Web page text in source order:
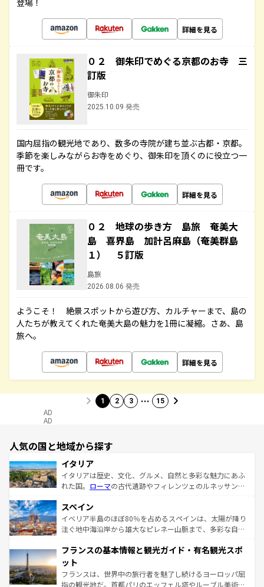
登場！
詳細を見る
０２ 御朱印でめぐる京都のお寺 三
訂版
御朱印
2025.10.09 発売
国内屈指の観光地であり、数多の寺院が建ち並ぶ古都・京都。
季節を楽しみながらお寺をめぐり、御朱印を頂くのに役立つ一
冊です。
詳細を見る
０２ 地球の歩き方 島旅 奄美大
島 喜界島 加計呂麻島（奄美群島
１） ５訂版
島旅
2026.08.06 発売
ようこそ！ 絶景スポットから遊び方、カルチャーまで、島の
人たちが教えてくれた奄美大島の魅力を1冊に凝縮。さあ、島
旅へ。
詳細を見る
1 2 3 … 15
AD
AD
人気の国と地域から探す
イタリア
イタリアは歴史、文化、グルメ、自然と多彩な魅力にあふ
れた国。 ローマの古代遺跡やフィレンツェのルネッサンス
ろん、トスカーナの美しい田園風景やアマルフィ海岸の絶
景など、自然景観も見逃せない。観光の合間には、本場の
ピザやパスタなど、絶品のイタリア料理を堪能することも
ませてくれるイタリアで、忘れられない旅をしてみよう！
なお、新着のイタリア情報は
しい。
スペイン
イベリア半島のほぼ80％を占めるスペインは、太陽が降り
注ぐ地中海沿岸から雄大なピレネー山脈まで、多彩な自然
文化が根付くこの国では、情熱的なフラメンコ、熱気あふ
れる闘牛、そして美味しいタパスが生活の一部となってい
る。首都マドリードの洗練された雰囲気や、バルセロナの
アートに溢れた街角から、地方では古代ローマ遺跡や中世
フランスの基本情報と観光ガイド・有名観光スポ
ット
フランスは、世界中の旅行者を魅了し続けるヨーロッパ屈
指の観光地だ。首都パリのエッフェル塔やルーブル美術館